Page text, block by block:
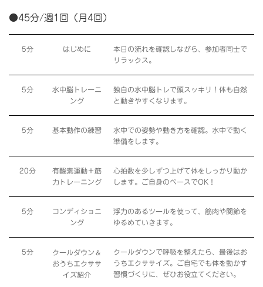
●45分/週1回（月4回）
5分 はじめに
本日の流れを確認しながら、参加者同士で
リラックス。
5分
水中脳トレーニ
ング
独自の水中脳トレで頭スッキリ！体も自然
と動きやすくなります。
5分 基本動作の練習
水中での姿勢や動き方を確認。水中で動く
準備をします。
20分
有酸素運動＋筋
力トレーニング
心拍数を少しずつ上げて体をしっかり動か
します。ご自身のペースでOK！
5分
コンディショニ
ング
浮力のあるツールを使って、筋肉や関節を
ゆるめていきます。
5分 クールダウン ＆
おうちエクササ
イズ紹介
クールダウンで呼吸を整えたら、最後はお
うちエクササイズ。ご自宅でも体を動かす
習慣づくりに、ぜひお役立てください。